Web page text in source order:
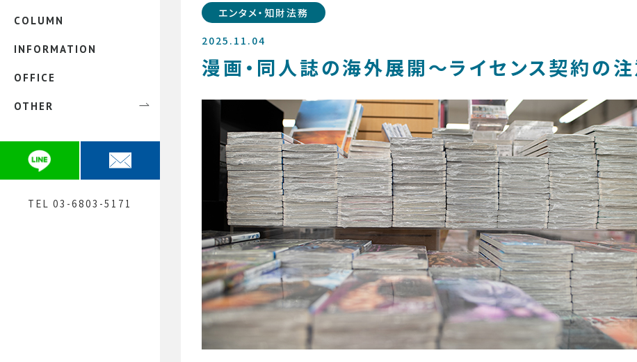
COLUMN
INFORMATION
OFFICE
OTHER
TEL 03-6803-5171
企業法務
知的財産法関係
スタートアップ支援
芸能関係の方
一般民事
弁護士 神﨑 建宏（大阪）
提携士業紹介
初めての方へ
Q&A
エンタメ・知財法務
2025.11.04
漫画・同人誌の海外展開〜ライセンス契約の